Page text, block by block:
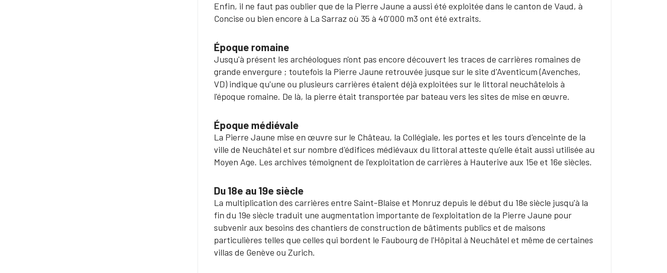
Enfin, il ne faut pas oublier que de la Pierre Jaune a aussi été exploitée dans le canton de Vaud, à
Concise ou bien encore à La Sarraz où 35 à 40'000 m3 ont été extraits.
Époque romaine
Jusqu'à présent les archéologues n'ont pas encore découvert les traces de carrières romaines de
grande envergure ; toutefois la Pierre Jaune retrouvée jusque sur le site d'Aventicum (Avenches,
VD) indique qu'une ou plusieurs carrières étaient déjà exploitées sur le littoral neuchâtelois à
l'époque romaine. De là, la pierre était transportée par bateau vers les sites de mise en œuvre.
Époque médiévale
La Pierre Jaune mise en œuvre sur le Château, la Collégiale, les portes et les tours d'enceinte de la
ville de Neuchâtel et sur nombre d'édifices médiévaux du littoral atteste qu'elle était aussi utilisée au
Moyen Age. Les archives témoignent de l'exploitation de carrières à Hauterive aux 15e et 16e siècles.
Du 18e au 19e siècle
La multiplication des carrières entre Saint-Blaise et Monruz depuis le début du 18e siècle jusqu'à la
fin du 19e siècle traduit une augmentation importante de l'exploitation de la Pierre Jaune pour
subvenir aux besoins des chantiers de construction de bâtiments publics et de maisons
particulières telles que celles qui bordent le Faubourg de l'Hôpital à Neuchâtel et même de certaines
villas de Genève ou Zurich.